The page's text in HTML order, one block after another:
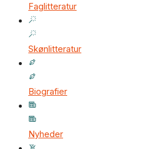
Faglitteratur
Skønlitteratur
Biografier
Nyheder